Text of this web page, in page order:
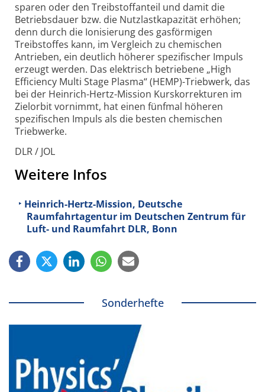
sparen oder den Treibstoffanteil und damit die
Betriebsdauer bzw. die Nutzlastkapazität erhöhen;
denn durch die Ionisierung des gasförmigen
Treibstoffes kann, im Vergleich zu chemischen
Antrieben, ein deutlich höherer spezifischer Impuls
erzeugt werden. Das elektrisch betriebene „High
Efficiency Multi Stage Plasma“ (HEMP)-Triebwerk, das
bei der Heinrich-Hertz-Mission Kurs­korrekturen im
Zielorbit vornimmt, hat einen fünfmal höheren
spezifischen Impuls als die besten chemischen
Triebwerke.
DLR / JOL
Weitere Infos
Heinrich-Hertz-Mission, Deutsche
Raumfahrtagentur im Deutschen Zentrum für
Luft- und Raumfahrt DLR, Bonn
Sonderhefte